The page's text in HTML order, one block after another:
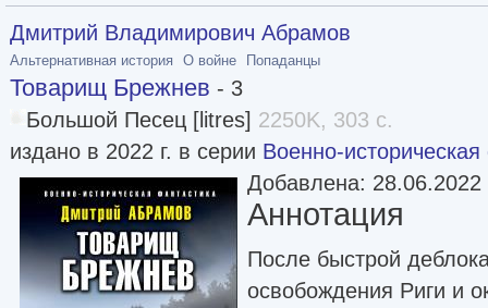
Дмитрий Владимирович Абрамов
Альтернативная история О войне Попаданцы
Товарищ Брежнев - 3
Большой Песец [litres] 2250K, 303 с.
издано в 2022 г. в серии Военно-
Добавлена: 28.06.2022
Аннотация
После быстрой
освобождения Риги и